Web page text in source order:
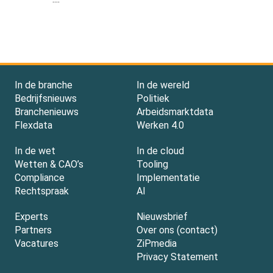
In de branche
Bedrijfsnieuws
Branchenieuws
Flexdata
In de wereld
Politiek
Arbeidsmarktdata
Werken 4.0
In de wet
Wetten & CAO’s
Compliance
Rechtspraak
In de cloud
Tooling
Implementatie
AI
Experts
Partners
Vacatures
Nieuwsbrief
Over ons (contact)
ZiPmedia
Privacy Statement